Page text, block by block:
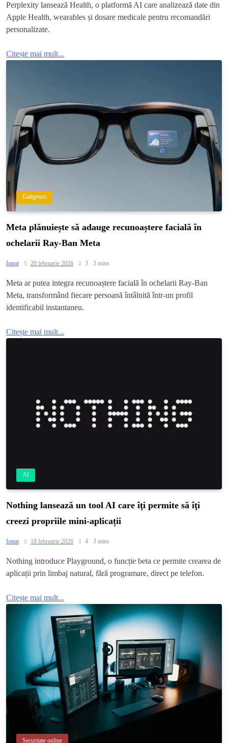
Perplexity lansează Health, o platformă AI care analizează date din
Apple Health, wearables și dosare medicale pentru recomandări
personalizate.
Citește mai mult...
Gadgeturi
Meta plănuiește să adauge recunoaștere facială în
ochelarii Ray-Ban Meta
Ionut 20 februarie 2026 3 3 mins
Meta ar putea integra recunoaștere facială în ochelarii Ray-Ban
Meta, transformând fiecare persoană întâlnită într-un profil
identificabil instantaneu.
Citește mai mult...
AI
Nothing lansează un tool AI care îţi permite să îţi
creezi propriile mini-aplicații
Ionut 18 februarie 2026 4 3 mins
Nothing introduce Playground, o funcție beta ce permite crearea de
aplicații prin limbaj natural, fără programare, direct pe telefon.
Citește mai mult...
Securitate online